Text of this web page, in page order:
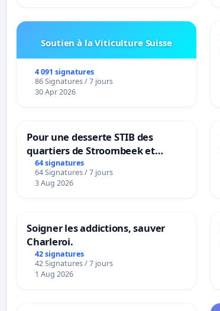
Soutien à la Viticulture Suisse
4 091 signatures
86 Signatures / 7 jours
30 Apr 2026
Pour une desserte STIB des
quartiers de Stroombeek et
Beauval - Voor een MIVB-
bediening van de wijken
Strombeek en Het Voor
64 signatures
64 Signatures / 7 jours
3 Aug 2026
Soigner les addictions, sauver
Charleroi.
42 signatures
42 Signatures / 7 jours
1 Aug 2026